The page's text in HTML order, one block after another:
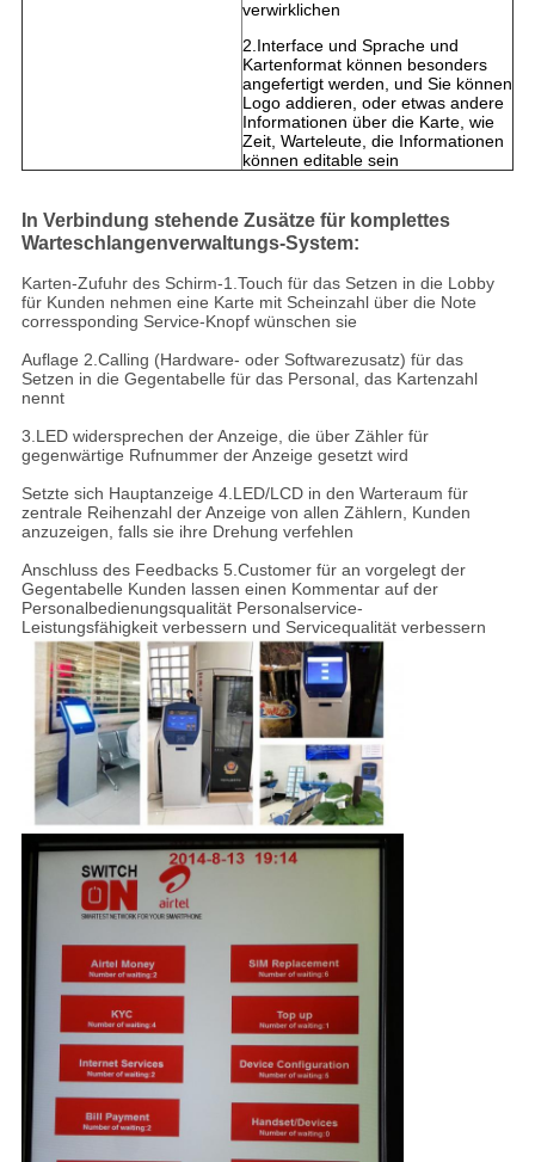
verwirklichen
2.Interface und Sprache und
Kartenformat können besonders
angefertigt werden, und Sie können
Logo addieren, oder etwas andere
Informationen über die Karte, wie
Zeit, Warteleute, die Informationen
können editable sein
In Verbindung stehende Zusätze für komplettes
Warteschlangenverwaltungs-System:
Karten-Zufuhr des Schirm-1.Touch für das Setzen in die Lobby
für Kunden nehmen eine Karte mit Scheinzahl über die Note
corressponding Service-Knopf wünschen sie
Auflage 2.Calling (Hardware- oder Softwarezusatz) für das
Setzen in die Gegentabelle für das Personal, das Kartenzahl
nennt
3.LED widersprechen der Anzeige, die über Zähler für
gegenwärtige Rufnummer der Anzeige gesetzt wird
Setzte sich Hauptanzeige 4.LED/LCD in den Warteraum für
zentrale Reihenzahl der Anzeige von allen Zählern, Kunden
anzuzeigen, falls sie ihre Drehung verfehlen
Anschluss des Feedbacks 5.Customer für an vorgelegt der
Gegentabelle Kunden lassen einen Kommentar auf der
Personalbedienungsqualität Personalservice-
Leistungsfähigkeit verbessern und Servicequalität verbessern